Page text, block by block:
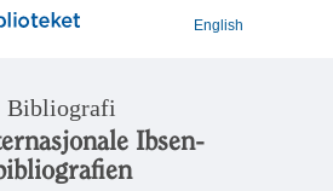
English
Bibliografi
Ibsen-